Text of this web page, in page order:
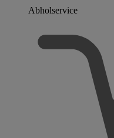
Abholservice